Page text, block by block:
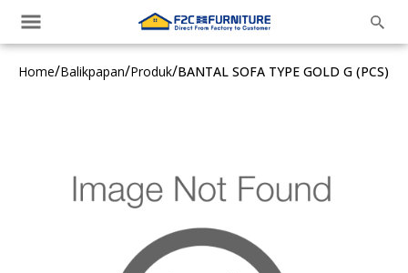
Home/Balikpapan/Produk/BANTAL SOFA TYPE GOLD G (PCS)